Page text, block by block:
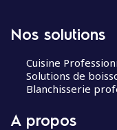
Nos solutions
Cuisine
Solutions de
Blanchisserie
A propos